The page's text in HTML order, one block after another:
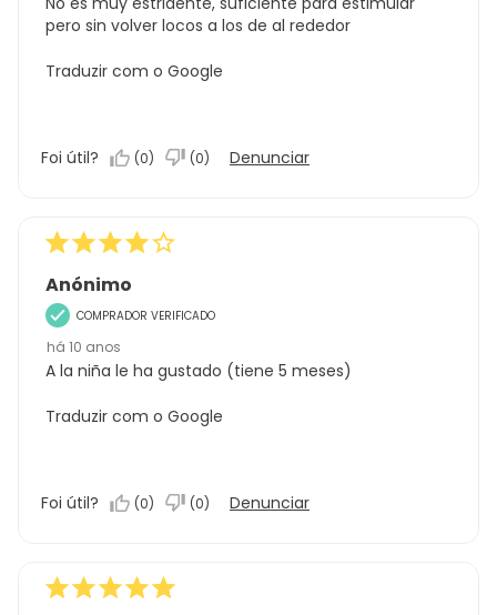
pero sin volver locos a los de al rededor
Traduzir com o Google
Foi útil? (0) (0) Denunciar
Anónimo
COMPRADOR VERIFICADO
há 10 anos
A la niña le ha gustado (tiene 5 meses)
Traduzir com o Google
Foi útil? (0) (0) Denunciar